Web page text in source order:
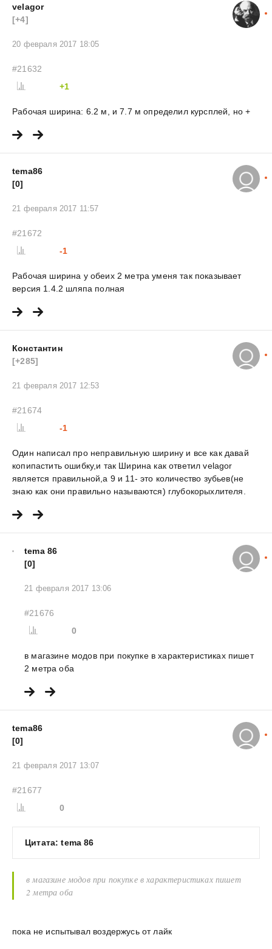
velagor
[+4]
20 февраля 2017 18:05
#21632
+1
Рабочая ширина: 6.2 м, и 7.7 м определил курсплей, но +
tema86
[0]
21 февраля 2017 11:57
#21672
-1
Рабочая ширина у обеих 2 метра уменя так показывает
версия 1.4.2 шляпа полная
Константин
[+285]
21 февраля 2017 12:53
#21674
-1
Один написал про неправильную ширину и все как давай
копипастить ошибку,и так Ширина как ответил velagor
является правильной,а 9 и 11- это количество зубьев(не
знаю как они правильно называются) глубокорыхлителя.
tema 86
[0]
21 февраля 2017 13:06
#21676
0
в магазине модов при покупке в характеристиках пишет
2 метра оба
tema86
[0]
21 февраля 2017 13:07
#21677
0
Цитата: tema 86
в магазине модов при покупке в характеристиках пишет
2 метра оба
пока не испытывал воздержусь от лайк